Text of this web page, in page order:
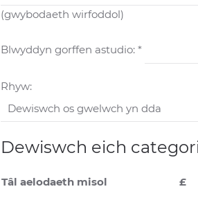
(gwybodaeth wirfoddol)
Blwyddyn gorffen astudio: *
Rhyw:
Dewiswch eich
Tâl aelodaeth misol
£